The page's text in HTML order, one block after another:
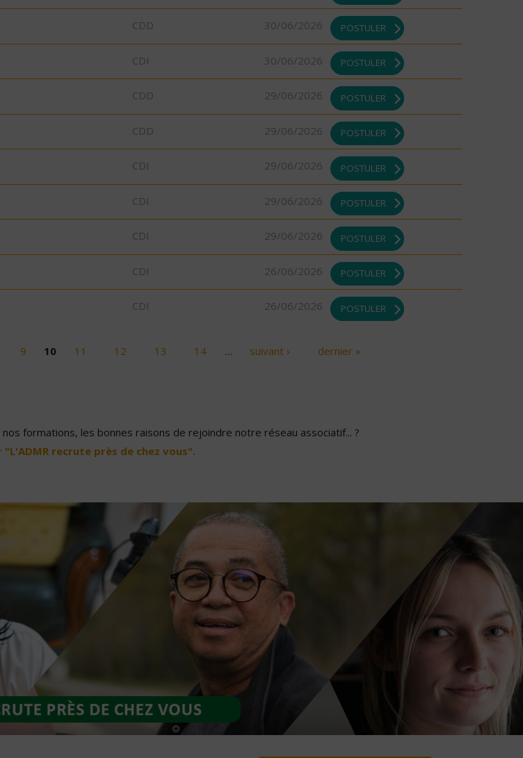
CDD 30/06/2026 POSTULER
CDI 30/06/2026 POSTULER
CDD 29/06/2026 POSTULER
CDD 29/06/2026 POSTULER
CDI 29/06/2026 POSTULER
CDI 29/06/2026 POSTULER
CDI 29/06/2026 POSTULER
CDI 26/06/2026 POSTULER
CDI 26/06/2026 POSTULER
9 10 11 12 13 14 … suivant › dernier »
formations, les bonnes raisons de rejoindre notre réseau associatif... ?
"L'ADMR recrute près de chez vous".